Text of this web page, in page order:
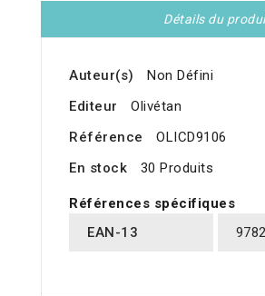
Détails du
Auteur(s)
Non Défini
Editeur
Olivétan
Référence
OLICD9106
En stock
30 Produits
Références spécifiques
EAN-13